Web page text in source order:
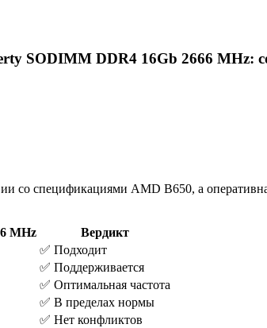
SODIMM DDR4 16Gb 2666 MHz:
со спецификациями AMD B650, а
MHz
Вердикт
✅ Подходит
✅ Поддерживается
✅ Оптимальная частота
✅ В пределах нормы
✅ Нет конфликтов